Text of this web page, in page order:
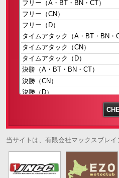
当サイトは、有限会社マックスブレイ